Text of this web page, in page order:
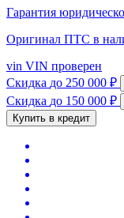
Гарантия
Оригинал ПТС в
vin VIN проверен
Скидка до 250 000 ₽
Скидка до 150 000 ₽
Купить в кредит